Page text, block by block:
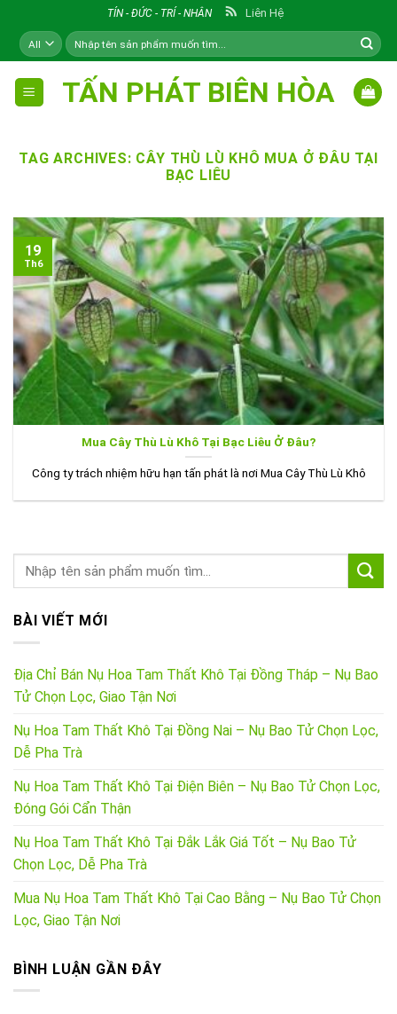
content
TÍN - ĐỨC - TRÍ - NHÂN Liên Hệ
Tìm
kiếm:
TẤN PHÁT BIÊN HÒA
TAG ARCHIVES: CÂY THÙ LÙ KHÔ MUA Ở ĐÂU TẠI
BẠC LIÊU
Mua Cây Thù Lù Khô Tại Bạc Liêu Ở Đâu?
Công ty trách nhiệm hữu hạn tấn phát là nơi Mua Cây Thù Lù Khô
19
Th6
BÀI VIẾT MỚI
Địa Chỉ Bán Nụ Hoa Tam Thất Khô Tại Đồng Tháp – Nụ Bao
Tử Chọn Lọc, Giao Tận Nơi
Nụ Hoa Tam Thất Khô Tại Đồng Nai – Nụ Bao Tử Chọn Lọc,
Dễ Pha Trà
Nụ Hoa Tam Thất Khô Tại Điện Biên – Nụ Bao Tử Chọn Lọc,
Đóng Gói Cẩn Thận
Nụ Hoa Tam Thất Khô Tại Đắk Lắk Giá Tốt – Nụ Bao Tử
Chọn Lọc, Dễ Pha Trà
Mua Nụ Hoa Tam Thất Khô Tại Cao Bằng – Nụ Bao Tử Chọn
Lọc, Giao Tận Nơi
BÌNH LUẬN GẦN ĐÂY